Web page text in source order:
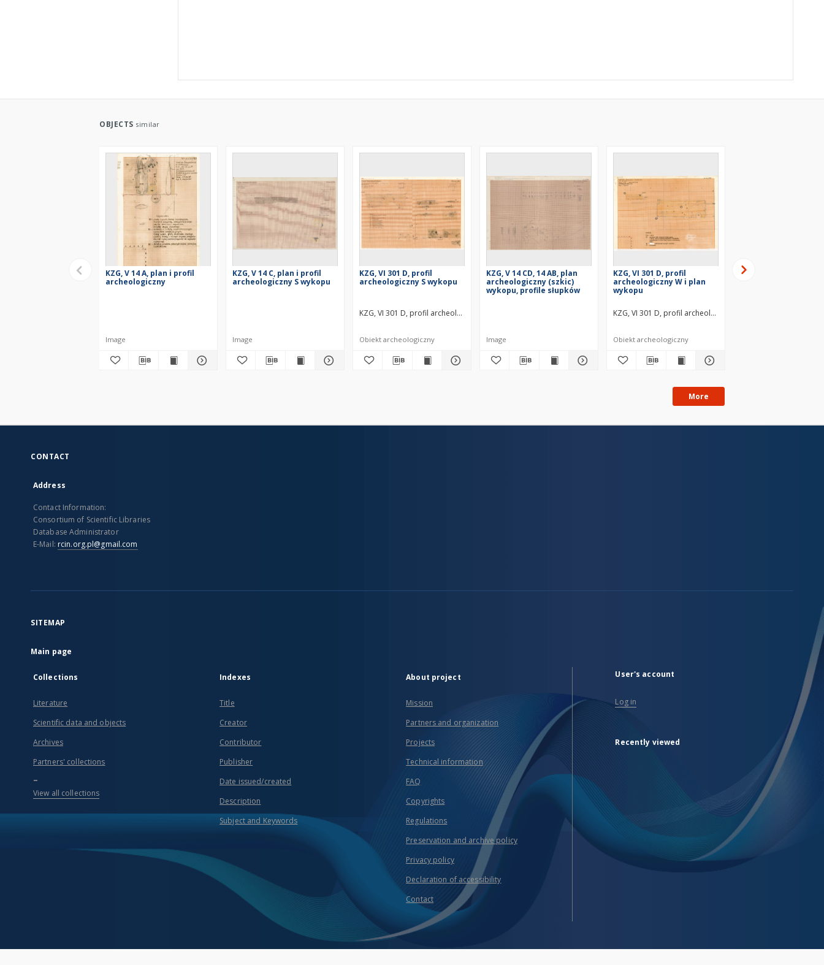
OBJECTS similar
KZG, V 14 A, plan i profil
archeologiczny
Image
KZG, V 14 C, plan i profil
archeologiczny S wykopu
Image
KZG, VI 301 D, profil
archeologiczny S wykopu
KZG, VI 301 D, profil archeologiczny S wykopu średniowiecze wczesne
Obiekt archeologiczny
KZG, V 14 CD, 14 AB, plan
archeologiczny (szkic)
wykopu, profile słupków
Image
KZG, VI 301 D, profil
archeologiczny W i plan
wykopu
KZG, VI 301 D, profil archeologiczny W i plan wykopu
Obiekt archeologiczny
KZG, VI 301 D, profil
More
CONTACT
Address
Contact Information:
Consortium of Scientific Libraries
Database Administrator
E-Mail: rcin.org.pl@gmail.com
SITEMAP
Main page
Collections
Literature
Scientific data and objects
Archives
Partners' collections
...
View all collections
Indexes
Title
Creator
Contributor
Publisher
Date issued/created
Description
Subject and Keywords
About project
Mission
Partners and organization
Projects
Technical information
FAQ
Copyrights
Regulations
Preservation and archive policy
Privacy policy
Declaration of accessibility
Contact
User's account
Log in
Recently viewed